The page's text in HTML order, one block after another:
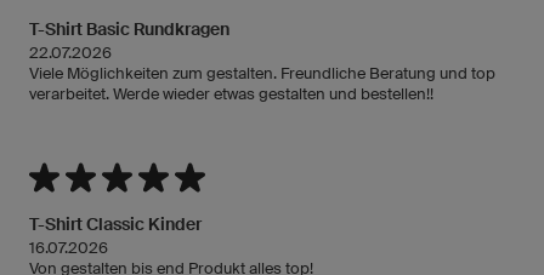
T-Shirt Basic Rundkragen
22.07.2026
Viele Möglichkeiten zum gestalten. Freundliche Beratung und top
verarbeitet. Werde wieder etwas gestalten und bestellen!!
T-Shirt Classic Kinder
16.07.2026
Von gestalten bis end Produkt alles top!